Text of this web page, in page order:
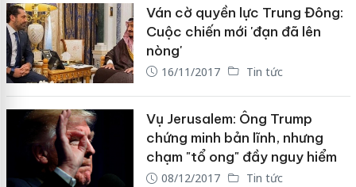
Ván cờ quyền lực Trung Đông:
Cuộc chiến mới 'đạn đã lên
nòng'
16/11/2017 Tin tức
Vụ Jerusalem: Ông Trump
chứng minh bản lĩnh, nhưng
chạm "tổ ong" đầy nguy hiểm
08/12/2017 Tin tức